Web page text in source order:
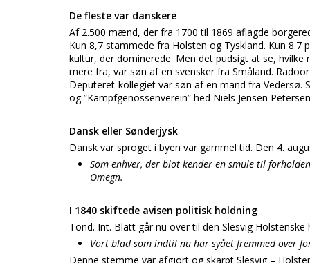
De fleste var danskere
Af 2.500 mænd, der fra 1700 til 1869 aflagde
Kun 8,7 stammede fra Holsten og Tyskland. Kun
kultur, der dominerede. Men det pudsigt at se,
mere fra, var søn af en svensker fra Småland.
Deputeret-kollegiet var søn af en mand fra Vedersø.
og ”Kampfgenossenverein” hed Niels Jensen
Dansk eller Sønderjysk
Dansk var sproget i byen var gammel tid. Den 4.
Som enhver, der blot kender en smule til
Omegn.
I 1840 skiftede avisen politisk holdning
Tond. Int. Blatt går nu over til den Slesvig
Vort blad som indtil nu har syået fremmed over
Denne stemme var afgjort og skarpt Slesvig –